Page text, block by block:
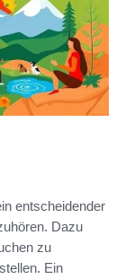
entscheidender
Dazu
zu
Ein